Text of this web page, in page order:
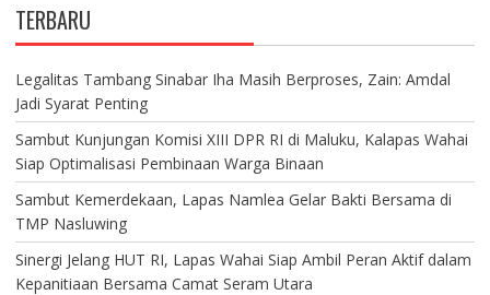
TERBARU
Legalitas Tambang Sinabar Iha Masih Berproses, Zain: Amdal
Jadi Syarat Penting
Sambut Kunjungan Komisi XIII DPR RI di Maluku, Kalapas Wahai
Siap Optimalisasi Pembinaan Warga Binaan
Sambut Kemerdekaan, Lapas Namlea Gelar Bakti Bersama di
TMP Nasluwing
Sinergi Jelang HUT RI, Lapas Wahai Siap Ambil Peran Aktif dalam
Kepanitiaan Bersama Camat Seram Utara